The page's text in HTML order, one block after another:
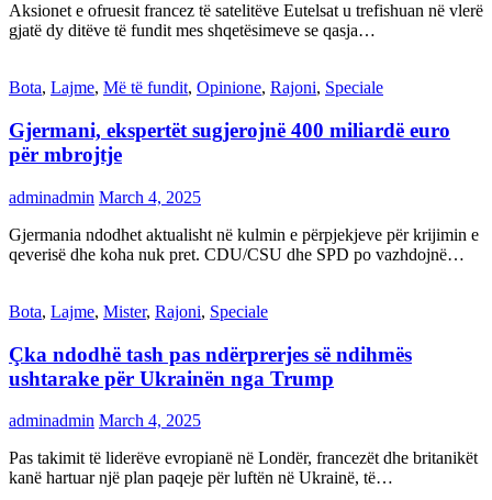
Aksionet e ofruesit francez të satelitëve Eutelsat u trefishuan në vlerë
gjatë dy ditëve të fundit mes shqetësimeve se qasja…
Bota, Lajme, Më të fundit, Opinione, Rajoni, Speciale
Gjermani, ekspertët sugjerojnë 400 miliardë euro
për mbrojtje
adminadmin March 4, 2025
Gjermania ndodhet aktualisht në kulmin e përpjekjeve për krijimin e
qeverisë dhe koha nuk pret. CDU/CSU dhe SPD po vazhdojnë…
Bota, Lajme, Mister, Rajoni, Speciale
Çka ndodhë tash pas ndërprerjes së ndihmës
ushtarake për Ukrainën nga Trump
adminadmin March 4, 2025
Pas takimit të liderëve evropianë në Londër, francezët dhe britanikët
kanë hartuar një plan paqeje për luftën në Ukrainë, të…